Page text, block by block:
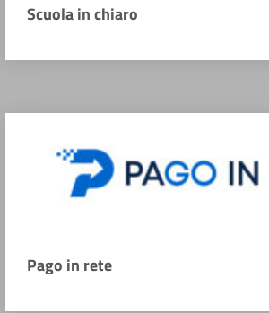
Scuola in chiaro
Pago in rete